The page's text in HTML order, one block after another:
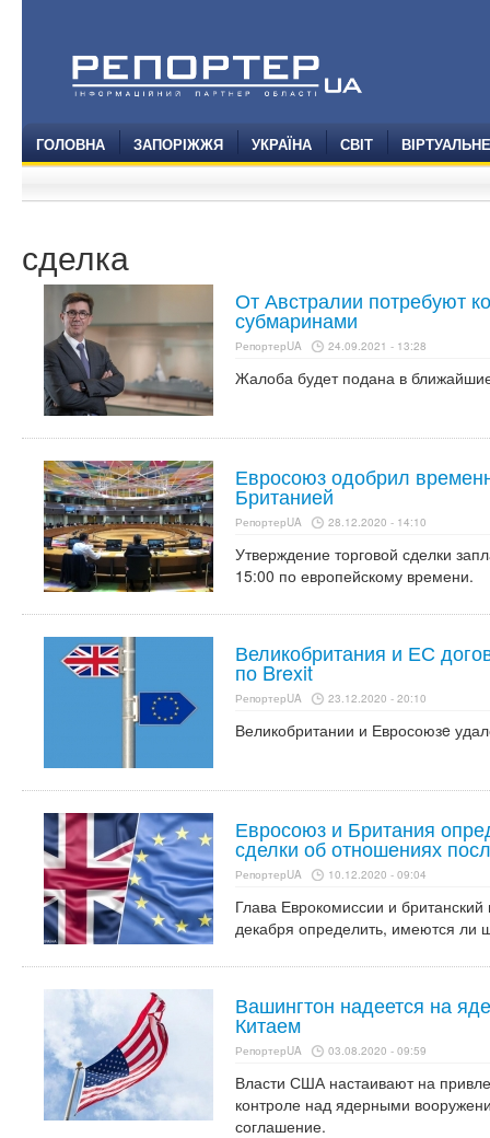
ГОЛОВНА ЗАПОРІЖЖЯ УКРАЇНА СВІТ
сделка
От Австралии потребуют
субмаринами
РепортерUA 24.09.2021 - 13:28
Жалоба будет подана в
Евросоюз одобрил
Британией
РепортерUA 28.12.2020 - 14:10
Утверждение торговой сделки
15:00 по европейскому времени.
Великобритания и ЕС
по Brexit
РепортерUA 23.12.2020 - 20:10
Великобритании и Евросоюзe
Евросоюз и Британия
сделки об отношениях
РепортерUA 10.12.2020 - 09:04
Глава Еврокомиссии и
декабря определить, имеются ли
Вашингтон надеется на
Китаем
РепортерUA 03.08.2020 - 09:59
Власти США настаивают на
контроле над ядерными
соглашение.